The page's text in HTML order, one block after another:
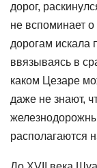
дорог,
не вспоминает
дорогам искала
ввязываясь в
каком Цезаре
даже не знают,
располагаются